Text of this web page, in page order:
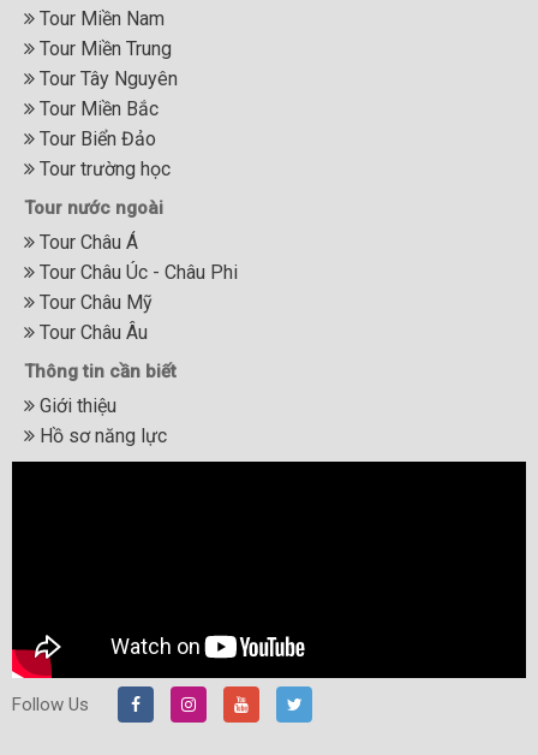
Tour Miền Nam
Tour Miền Trung
Tour Tây Nguyên
Tour Miền Bắc
Tour Biển Đảo
Tour trường học
Tour nước ngoài
Tour Châu Á
Tour Châu Úc - Châu Phi
Tour Châu Mỹ
Tour Châu Âu
Thông tin cần biết
Giới thiệu
Hồ sơ năng lực
Follow Us